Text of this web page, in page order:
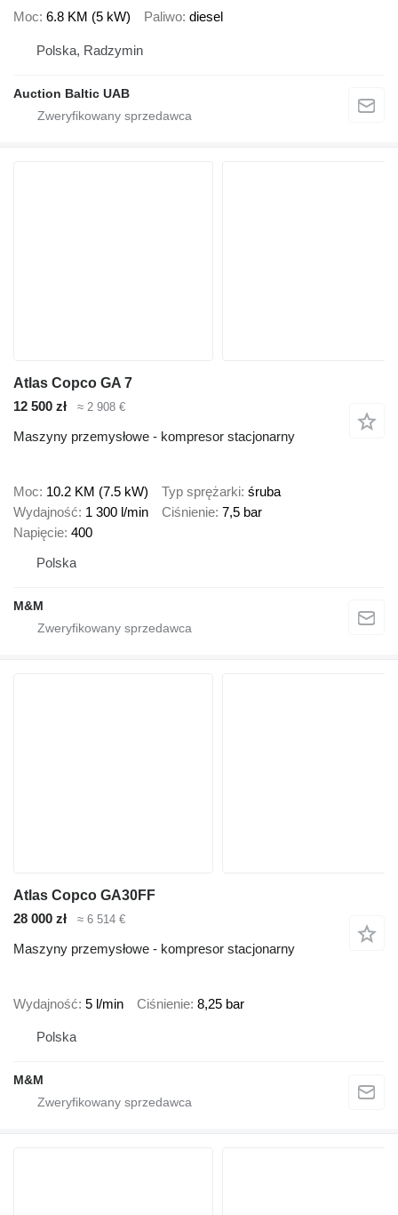
Moc 6.8 KM (5 kW) Paliwo diesel
Polska, Radzymin
Auction Baltic UAB
Atlas Copco GA 7
12 500 zł
≈ 2 908 €
Maszyny przemysłowe - kompresor stacjonarny
Moc 10.2 KM (7.5 kW) Typ sprężarki śruba
Wydajność 1 300 l/min Ciśnienie 7,5 bar
Napięcie 400
Polska
M&M
Atlas Copco GA30FF
28 000 zł
≈ 6 514 €
Maszyny przemysłowe - kompresor stacjonarny
Wydajność 5 l/min Ciśnienie 8,25 bar
Polska
M&M